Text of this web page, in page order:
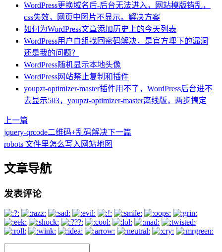
WordPress更换域名后-后台无法进入，网站模版错乱，
css失效，网页中图片不显示。解决方案
如何为WordPress文章添加历史上的今天列表
WordPress用户自组找回密码解决，是官方埋下的漏洞
还是我的问题？
WordPress随机显示本地头像
WordPress网站禁止复制和插件
youpzt-optimizer-master插件用不了，WordPress后台进不
去显示503，youpzt-optimizer-master离线版，两步搞定
上一篇
jquery-qrcode二维码+乱码解决下一篇
robots 文件里怎么写入网站地图
文章导航
发表评论